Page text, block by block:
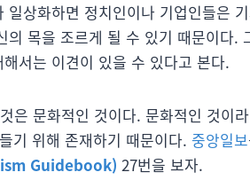
상화하면 정치인이나 기업인들은
의 목을 조르게 될 수 있기 때문이다.
서는 이견이 있을 수 있다고 본다.
은 문화적인 것이다. 문화적인 것이
기 위해 존재하기 때문이다. 중앙일보
Guidebook) 27번을 보자.